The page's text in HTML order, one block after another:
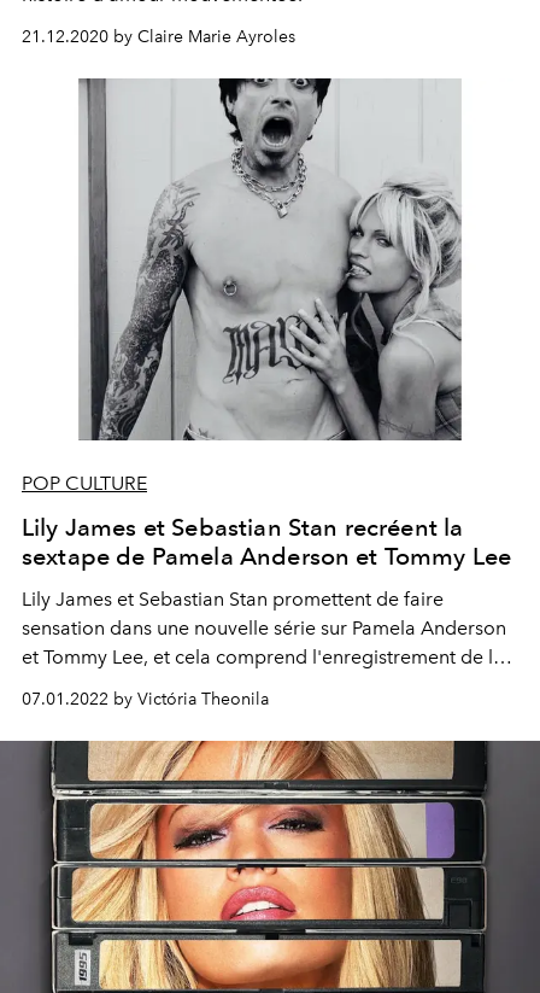
21.12.2020 by Claire Marie Ayroles
POP CULTURE
Lily James et Sebastian Stan recréent la
sextape de Pamela Anderson et Tommy Lee
Lily James et Sebastian Stan promettent de faire
sensation dans une nouvelle série sur Pamela Anderson
et Tommy Lee, et cela comprend l'enregistrement de la
sextape controversée du couple.
07.01.2022 by Victória Theonila